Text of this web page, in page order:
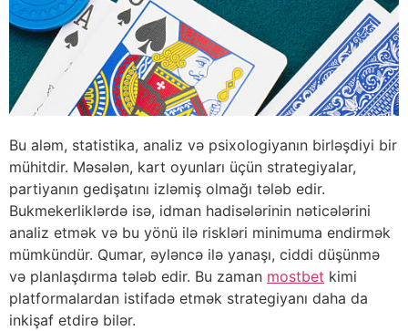
Bu aləm, statistika, analiz və psixologiyanın birləşdiyi bir
mühitdir. Məsələn, kart oyunları üçün strategiyalar,
partiyanın gedişatını izləmiş olmağı tələb edir.
Bukmekerliklərdə isə, idman hadisələrinin nəticələrini
analiz etmək və bu yönü ilə riskləri minimuma endirmək
mümkündür. Qumar, əyləncə ilə yanaşı, ciddi düşünmə
və planlaşdırma tələb edir. Bu zaman mostbet kimi
platformalardan istifadə etmək strategiyanı daha da
inkişaf etdirə bilər.